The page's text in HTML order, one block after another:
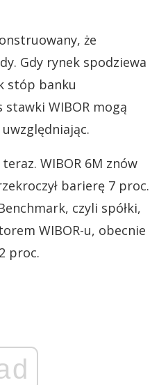
że
Gdy rynek spodziewa
stóp banku
WIBOR mogą
WIBOR 6M znów
barierę 7 proc.
czyli spółki,
WIBOR-u, obecnie
proc.